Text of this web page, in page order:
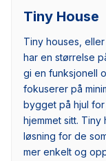
Tiny House
Tiny houses,
har en størrelse
gi en funksjonell
fokuserer på
bygget på hjul
hjemmet sitt.
løsning for de
mer enkelt og